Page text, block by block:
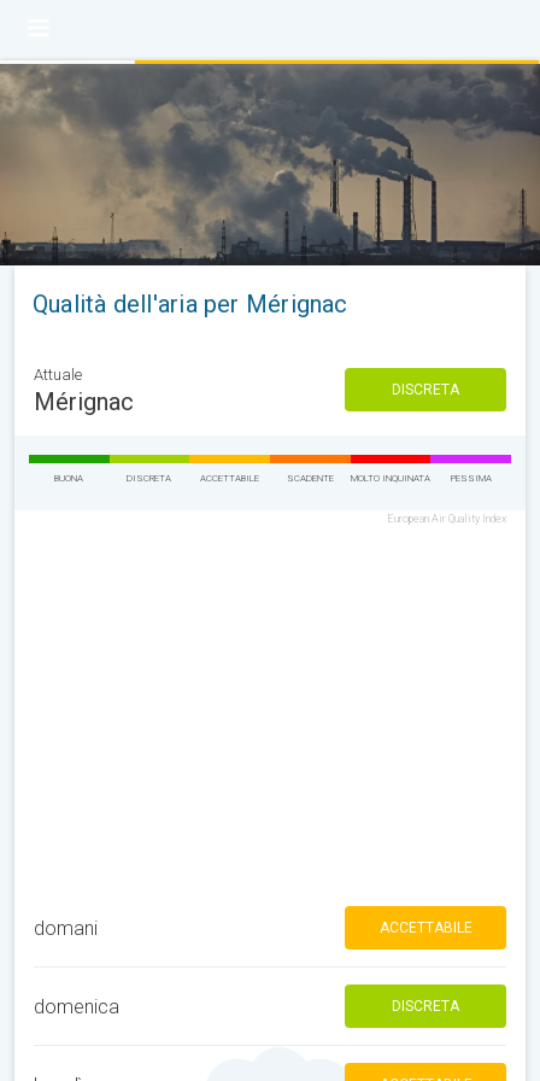
Qualità dell'aria per Mérignac
Attuale
Mérignac DISCRETA
BUONA DISCRETA ACCETTABILE SCADENTE MOLTO INQUINATA PESSIMA
European Air Quality Index
domani ACCETTABILE
domenica DISCRETA